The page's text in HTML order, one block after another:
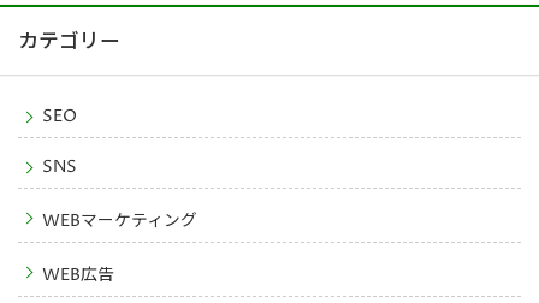
カテゴリー
SEO
SNS
WEBマーケティング
WEB広告